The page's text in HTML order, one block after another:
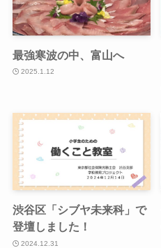
最強寒波の中、富山へ
2025.1.12
渋谷区「シブヤ未来科」で
登壇しました！
2024.12.31